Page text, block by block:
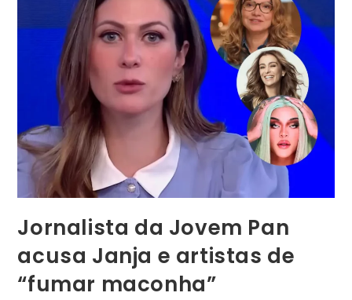
Jornalista da Jovem Pan
acusa Janja e artistas de
“fumar maconha”